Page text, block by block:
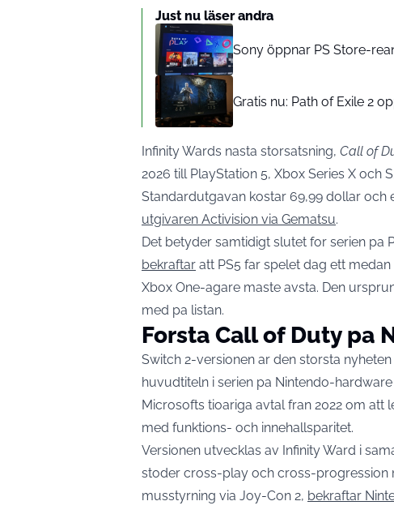
Just nu läser andra
Sony öppnar PS Store-
Gratis nu: Path of Exile 2
Infinity Wards nasta storsatsning, Call of
2026 till PlayStation 5, Xbox Series X och
Standardutgavan kostar 69,99 dollar och
utgivaren Activision via Gematsu.
Det betyder samtidigt slutet for serien pa
bekraftar att PS5 far spelet dag ett
Xbox One-agare maste avsta. Den
med pa listan.
Forsta Call of Duty pa
Switch 2-versionen ar den storsta
huvudtiteln i serien pa Nintendo-
Microsofts tioariga avtal fran 2022 om
med funktions- och innehallsparitet.
Versionen utvecklas av Infinity Ward i
stoder cross-play och cross-progression
musstyrning via Joy-Con 2, bekraftar